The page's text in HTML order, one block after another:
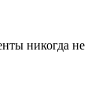
никогда не